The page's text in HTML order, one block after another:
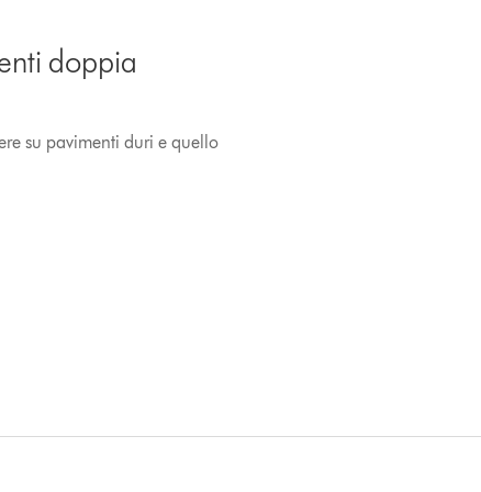
doppia
su pavimenti duri e quello